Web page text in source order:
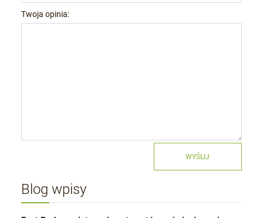
Twoja opinia:
WYŚLIJ
Blog wpisy